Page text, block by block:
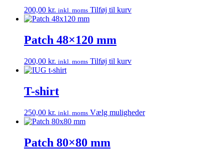
200,00 kr. inkl. moms Tilføj til kurv
Patch 48×120 mm
200,00 kr. inkl. moms Tilføj til kurv
T-shirt
250,00 kr. inkl. moms Vælg mulighederDette
Patch 80×80 mm